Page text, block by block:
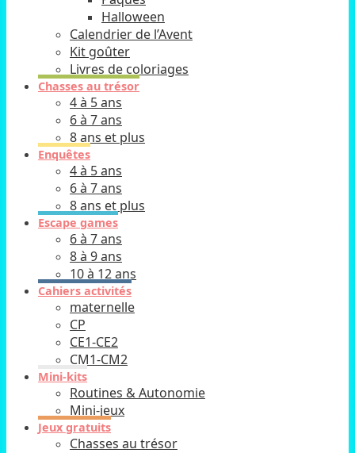
Halloween
Calendrier de l’Avent
Kit goûter
Livres de coloriages
Chasses au trésor
4 à 5 ans
6 à 7 ans
8 ans et plus
Enquêtes
4 à 5 ans
6 à 7 ans
8 ans et plus
Escape games
6 à 7 ans
8 à 9 ans
10 à 12 ans
Cahiers activités
maternelle
CP
CE1-CE2
CM1-CM2
Mini-kits
Routines & Autonomie
Mini-jeux
Jeux gratuits
Chasses au trésor